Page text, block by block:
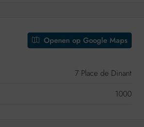
Openen op Google Maps
7 Place de Dinant
1000